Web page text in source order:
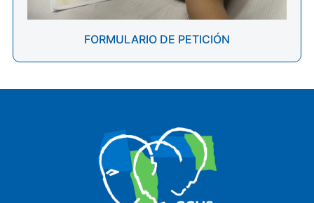
FORMULARIO DE PETICIÓN